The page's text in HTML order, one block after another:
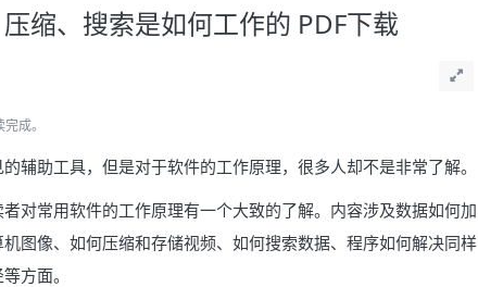
缩、搜索是如何工作的 PDF下载
成。
辅助工具，但是对于软件的工作原理，很多人却不是非常了解。
对常用软件的工作原理有一个大致的了解。内容涉及数据如何加
图像、如何压缩和存储视频、如何搜索数据、程序如何解决同样
方面。